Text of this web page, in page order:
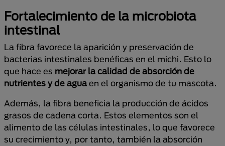
Fortalecimiento de la microbiota
intestinal
La fibra favorece la aparición y preservación de
bacterias intestinales benéficas en el michi. Esto lo
que hace es mejorar la calidad de absorción de
nutrientes y de agua en el organismo de tu mascota.
Además, la fibra beneficia la producción de ácidos
grasos de cadena corta. Estos elementos son el
alimento de las células intestinales, lo que favorece
su crecimiento y, por tanto, también la absorción